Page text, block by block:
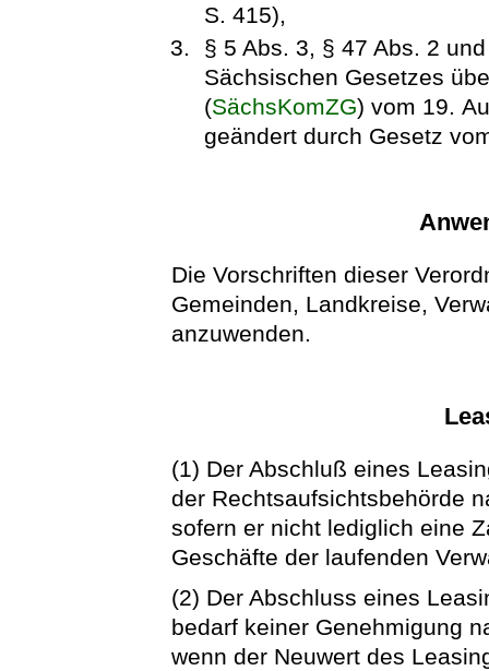
S. 415),
§ 5 Abs. 3, § 47 Abs. 2
Sächsischen Gesetzes
(SächsKomZG) vom 19.
geändert durch Gesetz
Die Vorschriften dieser
Gemeinden, Landkreise,
anzuwenden.
(1) Der Abschluß eines
der Rechtsaufsichtsbehörde
sofern er nicht lediglich eine
Geschäfte der laufenden
(2) Der Abschluss eines
bedarf keiner Genehmigung
wenn der Neuwert des